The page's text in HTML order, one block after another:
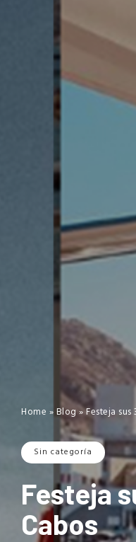
Home »Blog»Festeja sus
Sin categoría
Festeja
Cabos